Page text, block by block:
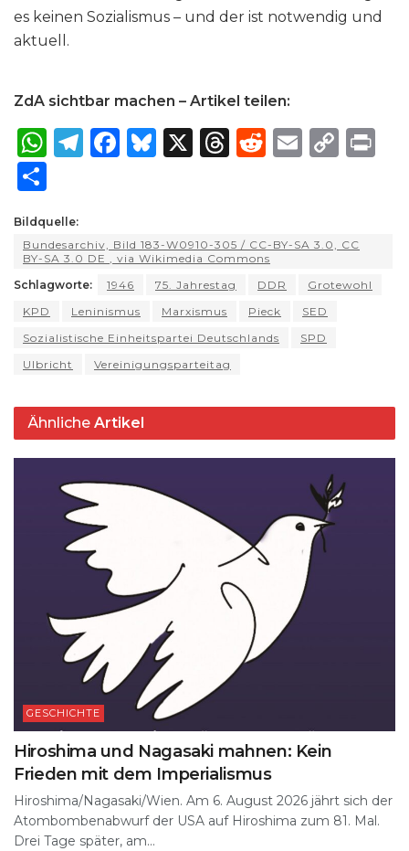
es keinen Sozialismus – und der ist notwendig und
aktuell.
ZdA sichtbar machen – Artikel teilen:
W
ts
A
p
p
T
ra
m
F
b
o
o
k
B
k
y
X
T
a
d
s
R
t
E
C
Li
n
ar
e
Bildquelle:
Bundesarchiv, Bild 183-W0910-305 / CC-BY-SA 3.0, CC
BY-SA 3.0 DE , via Wikimedia Commons
Schlagworte:
1946 75. Jahrestag DDR
Grotewohl
KPD
Leninismus Marxismus Pieck
SED
Sozialistische Einheitspartei Deutschlands
SPD
Ulbricht
Vereinigungsparteitag
Ähnliche Artikel
GESCHICHTE
Hiroshima und Nagasaki mahnen: Kein
Frieden mit dem Imperialismus
Hiroshima/Nagasaki/Wien. Am 6. August 2026 jährt sich der
Atombombenabwurf der USA auf Hiroshima zum 81. Mal.
Drei Tage später, am...